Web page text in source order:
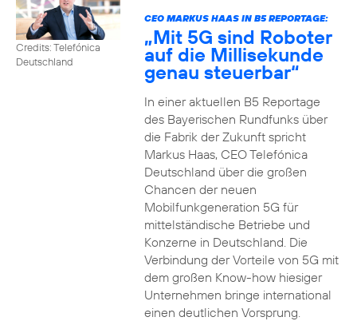
Credits: Telefónica
Deutschland
CEO MARKUS HAAS IN B5 REPORTAGE:
„Mit 5G sind Roboter
auf die Millisekunde
genau steuerbar“
In einer aktuellen B5 Reportage
des Bayerischen Rundfunks über
die Fabrik der Zukunft spricht
Markus Haas, CEO Telefónica
Deutschland über die großen
Chancen der neuen
Mobilfunkgeneration 5G für
mittelständische Betriebe und
Konzerne in Deutschland. Die
Verbindung der Vorteile von 5G mit
dem großen Know-how hiesiger
Unternehmen bringe international
einen deutlichen Vorsprung.